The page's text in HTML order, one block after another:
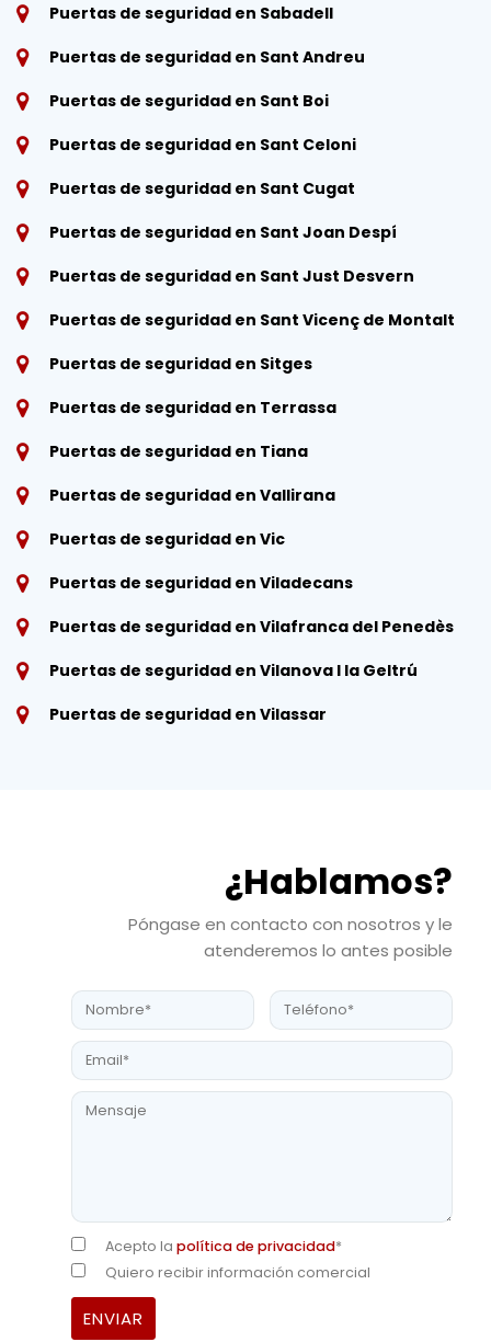
Puertas de seguridad en Sabadell
Puertas de seguridad en Sant Andreu
Puertas de seguridad en Sant Boi
Puertas de seguridad en Sant Celoni
Puertas de seguridad en Sant Cugat
Puertas de seguridad en Sant Joan Despí
Puertas de seguridad en Sant Just Desvern
Puertas de seguridad en Sant Vicenç de Montalt
Puertas de seguridad en Sitges
Puertas de seguridad en Terrassa
Puertas de seguridad en Tiana
Puertas de seguridad en Vallirana
Puertas de seguridad en Vic
Puertas de seguridad en Viladecans
Puertas de seguridad en Vilafranca del Penedès
Puertas de seguridad en Vilanova I la Geltrú
Puertas de seguridad en Vilassar
¿Hablamos?
Póngase en contacto con nosotros y le
atenderemos lo antes posible
Acepto la política de privacidad*
Quiero recibir información comercial